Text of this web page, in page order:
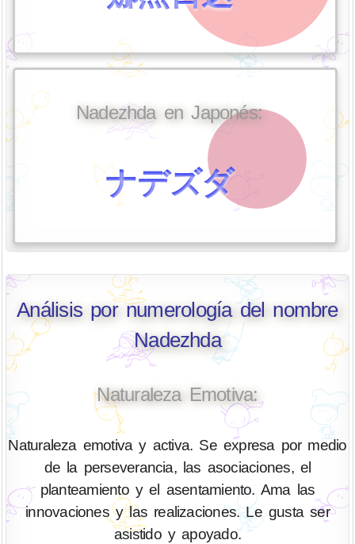
Nadezhda en Japonés:
ナデズダ
Análisis por numerología del nombre
Nadezhda
Naturaleza Emotiva:
Naturaleza emotiva y activa. Se expresa por medio
de la perseverancia, las asociaciones, el
planteamiento y el asentamiento. Ama las
innovaciones y las realizaciones. Le gusta ser
asistido y apoyado.